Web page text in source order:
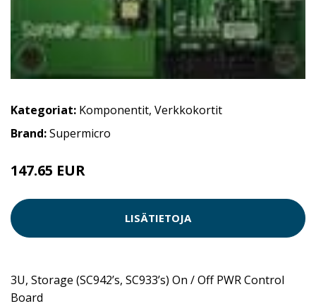
Kategoriat: Komponentit, Verkkokortit
Brand:Supermicro
147.65 EUR
LISÄTIETOJA
3U, Storage (SC942’s, SC933’s) On / Off PWR Control
Board